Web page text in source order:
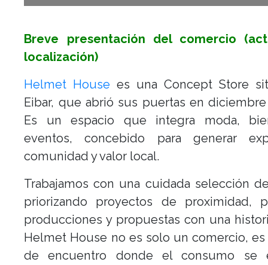
Breve presentación del comercio
localización)
Helmet House es una Concept Store
Eibar, que abrió sus puertas en diciembre
Es un espacio que integra moda,
eventos, concebido para generar
comunidad y valor local.
Trabajamos con una cuidada selección
priorizando proyectos de proximidad,
producciones y propuestas con una
Helmet House no es solo un comercio,
de encuentro donde el consumo se